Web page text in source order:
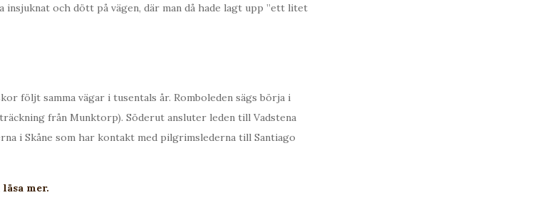
insjuknat och dött på vägen, där man då hade lagt upp ”ett litet
följt samma vägar i tusentals år. Romboleden sägs börja i
från Munktorp). Söderut ansluter leden till Vadstena
i Skåne som har kontakt med pilgrimslederna till Santiago
mer.